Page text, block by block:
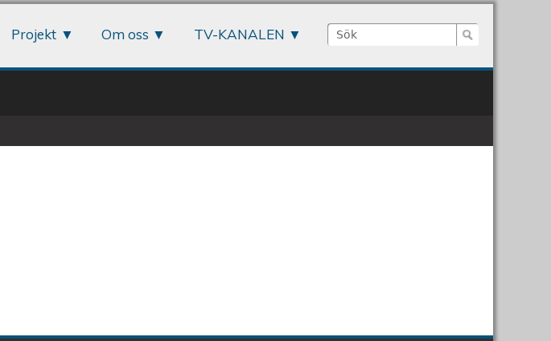
Sökformulär
Sök
Projekt Om oss TV-KANALEN